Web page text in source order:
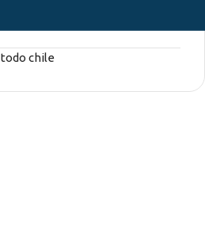
chile